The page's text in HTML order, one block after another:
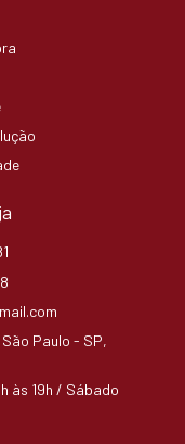
Paulo - SP,
às 19h / Sábado